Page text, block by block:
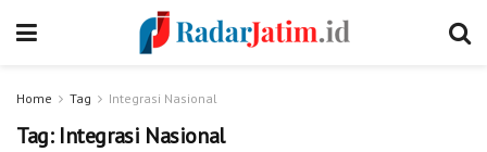
Home Tag Integrasi Nasional
Tag: Integrasi Nasional